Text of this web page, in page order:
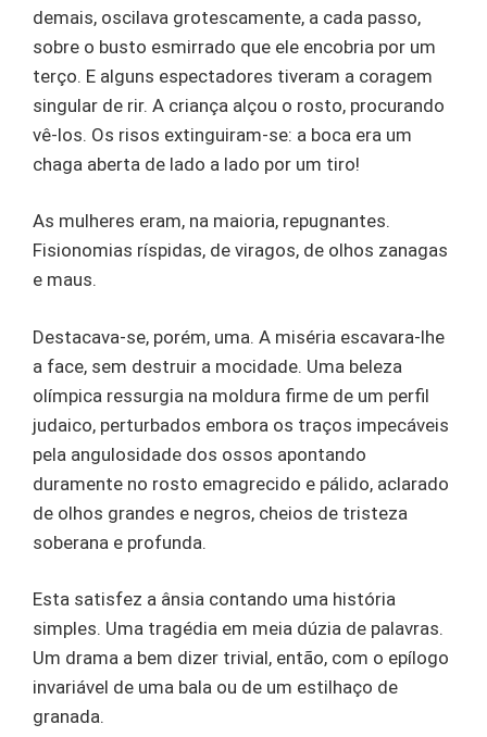
demais, oscilava grotescamente, a cada passo,
sobre o busto esmirrado que ele encobria por um
terço. E alguns espectadores tiveram a coragem
singular de rir. A criança alçou o rosto, procurando
vê-los. Os risos extinguiram-se: a boca era um
chaga aberta de lado a lado por um tiro!
As mulheres eram, na maioria, repugnantes.
Fisionomias ríspidas, de viragos, de olhos zanagas
e maus.
Destacava-se, porém, uma. A miséria escavara-lhe
a face, sem destruir a mocidade. Uma beleza
olímpica ressurgia na moldura firme de um perfil
judaico, perturbados embora os traços impecáveis
pela angulosidade dos ossos apontando
duramente no rosto emagrecido e pálido, aclarado
de olhos grandes e negros, cheios de tristeza
soberana e profunda.
Esta satisfez a ânsia contando uma história
simples. Uma tragédia em meia dúzia de palavras.
Um drama a bem dizer trivial, então, com o epílogo
invariável de uma bala ou de um estilhaço de
granada.